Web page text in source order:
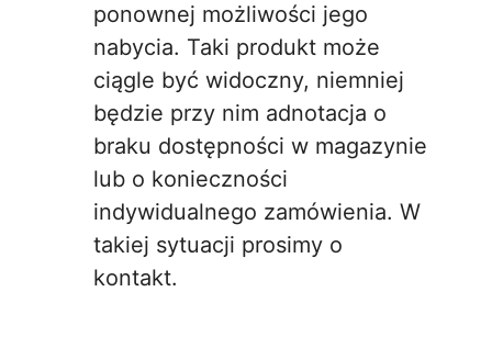
ponownej możliwości jego
nabycia. Taki produkt może
ciągle być widoczny, niemniej
będzie przy nim adnotacja o
braku dostępności w magazynie
lub o konieczności
indywidualnego zamówienia. W
takiej sytuacji prosimy o
kontakt.